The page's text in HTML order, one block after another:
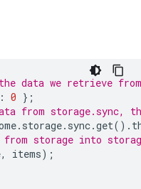
data we retrieve
: 0 };
from storage.sync,
. storage. sync.get().
storage into
, items);